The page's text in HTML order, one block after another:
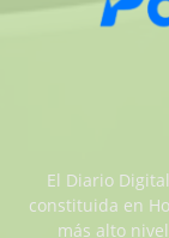
El Diario
constituida en
más alto